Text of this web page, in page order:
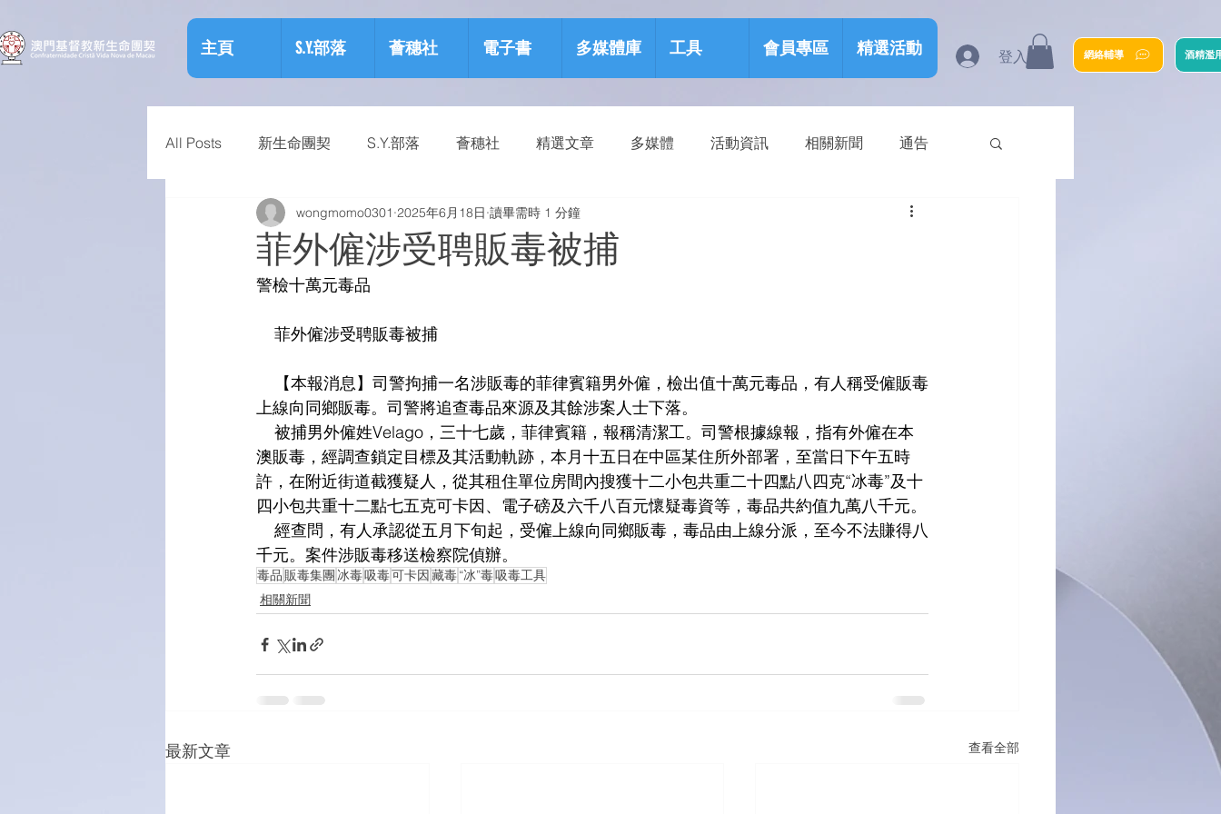
主頁 S.Y.部落 薈穗社 電子書 多媒體庫 工具 會員專區 精選活動 登入 網絡輔導 酒精濫
All Posts 新生命團契 S.Y.部落 薈穗社 精選文章 多媒體 活動資訊 相關新聞 通告
相關資訊 預防物質濫用資源包 健康生活
菲外僱涉受聘販毒被捕
wongmomo0301 2025年6月18日 讀畢需時 1 分鐘
警檢十萬元毒品
菲外僱涉受聘販毒被捕
【本報消息】司警拘捕一名涉販毒的菲律賓籍男外僱，檢出值十萬元毒品，有人稱受僱販毒
上線向同鄉販毒。司警將追查毒品來源及其餘涉案人士下落。
被捕男外僱姓Velago，三十七歲，菲律賓籍，報稱清潔工。司警根據線報，指有外僱在本
澳販毒，經調查鎖定目標及其活動軌跡，本月十五日在中區某住所外部署，至當日下午五時
許，在附近街道截獲疑人，從其租住單位房間內搜獲十二小包共重二十四點八四克“冰毒”及十
四小包共重十二點七五克可卡因、電子磅及六千八百元懷疑毒資等，毒品共約值九萬八千元。
經查問，有人承認從五月下旬起，受僱上線向同鄉販毒，毒品由上線分派，至今不法賺得八
千元。案件涉販毒移送檢察院偵辦。
毒品販毒集團 冰毒吸毒可卡因 藏毒“冰”毒吸毒工具
相關新聞
最新文章 查看全部